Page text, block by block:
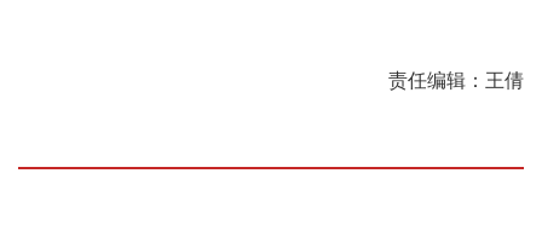
责任编辑：王倩